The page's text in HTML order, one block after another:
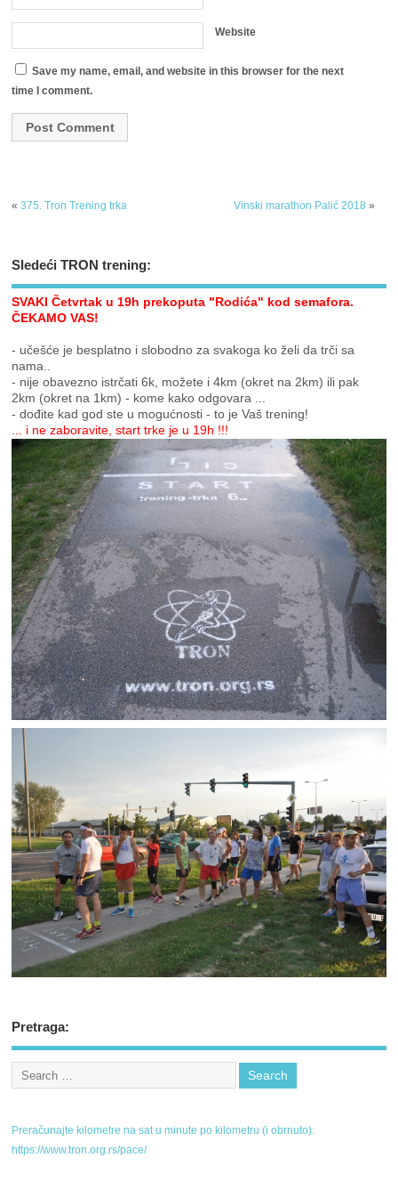
Website
Save my name, email, and website in this browser for the next
time I comment.
«375. Tron Trening trka Vinski marathon Palić 2018 »
Sledeći TRON trening:
SVAKI Četvrtak u 19h prekoputa "Rodića" kod semafora.
ČEKAMO VAS!
- učešće je besplatno i slobodno za svakoga ko želi da trči sa
nama..
- nije obavezno istrčati 6k, možete i 4km (okret na 2km) ili pak
2km (okret na 1km) - kome kako odgovara ...
- dođite kad god ste u mogućnosti - to je Vaš trening!
... i ne zaboravite, start trke je u 19h !!!
Pretraga:
Preračunajte kilometre na sat u minute po kilometru (i obrnuto):
https://www.tron.org.rs/pace/